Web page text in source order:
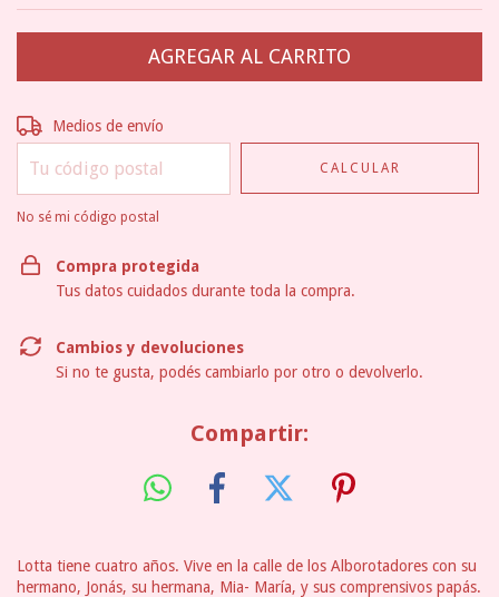
Entregas para el CP:
Medios de envío
CALCULAR
No sé mi código postal
Compra protegida
Tus datos cuidados durante toda la compra.
Cambios y devoluciones
Si no te gusta, podés cambiarlo por otro o devolverlo.
Compartir:
Lotta tiene cuatro años. Vive en la calle de los Alborotadores con su
hermano, Jonás, su hermana, Mia- María, y sus comprensivos papás.